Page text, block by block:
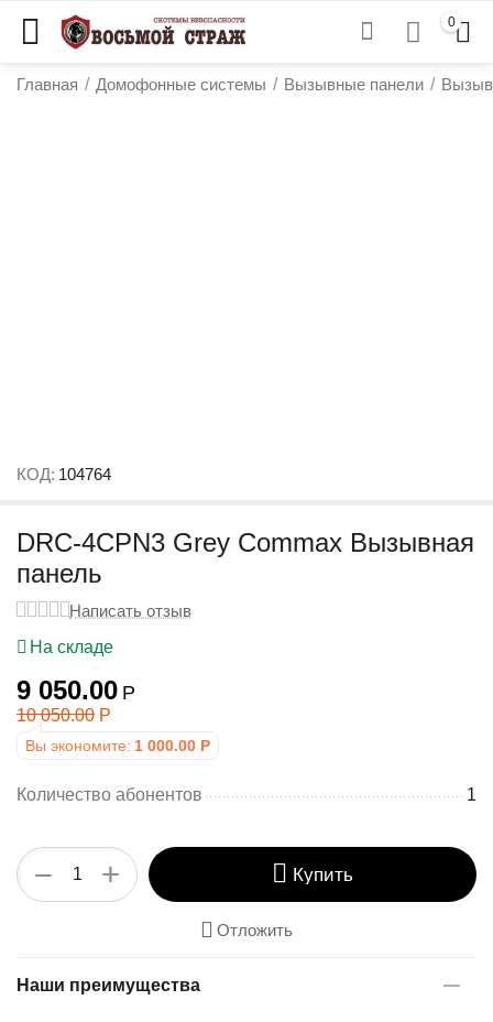
0
Главная / Домофонные системы / Вызывные панели /
КОД: 104764
DRC-4CPN3 Grey Commax Вызывная
панель
Написать отзыв
На складе
9 050.00 Р
10 050.00 Р
Вы экономите: 1 000.00 Р
Количество абонентов 1
+
− Купить
Отложить
Наши преимущества